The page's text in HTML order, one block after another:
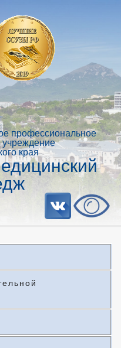
профессиональное
учреждение
края